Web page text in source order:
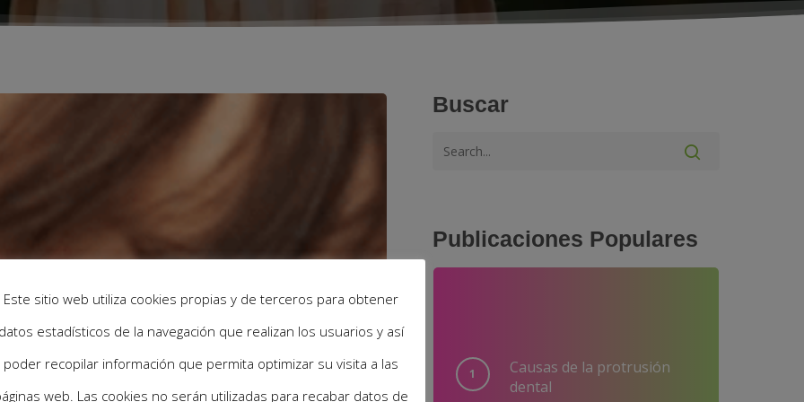
Buscar
Publicaciones Populares
Causas de la protrusión
dental
Este sitio web utiliza cookies propias y de terceros para obtener
estadísticos de la navegación que realizan los usuarios y así
poder recopilar información que permita optimizar su visita a las
web. Las cookies no serán utilizadas para recabar datos de